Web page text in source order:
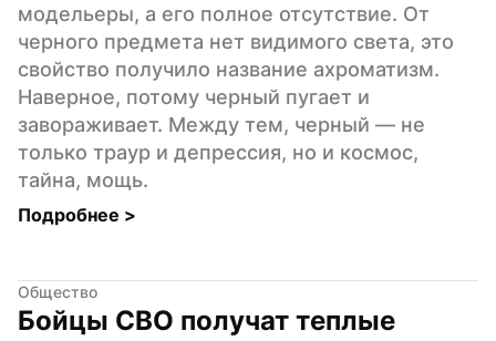
модельеры, а его полное отсутствие. От
черного предмета нет видимого света, это
свойство получило название ахроматизм.
Наверное, потому черный пугает и
завораживает. Между тем, черный — не
только траур и депрессия, но и космос,
тайна, мощь.
Подробнее >
Общество
Бойцы СВО получат теплые